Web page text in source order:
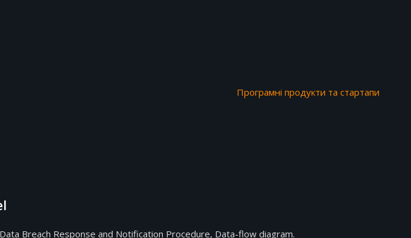
Програмні продукти та стартапи
Breach Response and Notification Procedure, Data-flow diagram.